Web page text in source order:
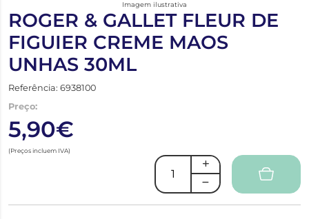
Imagem ilustrativa
ROGER & GALLET FLEUR DE
FIGUIER CREME MAOS
UNHAS 30ML
Referência: 6938100
Preço:
5,90€
(Preços incluem IVA)